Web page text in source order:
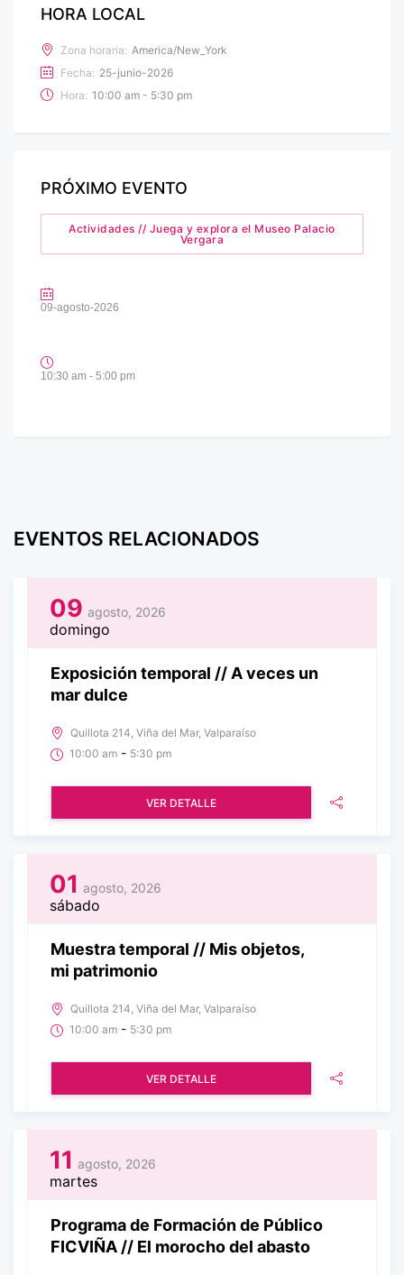
HORA LOCAL
Zona horaria: America/New_York
Fecha: 25-junio-2026
Hora: 10:00 am - 5:30 pm
PRÓXIMO EVENTO
Actividades // Juega y explora el Museo Palacio
Vergara
09-agosto-2026
10:30 am - 5:00 pm
EVENTOS RELACIONADOS
09 agosto, 2026
domingo
Exposición temporal // A veces un
mar dulce
Quillota 214, Viña del Mar, Valparaíso
10:00 am - 5:30 pm
VER DETALLE
01 agosto, 2026
sábado
Muestra temporal // Mis objetos,
mi patrimonio
Quillota 214, Viña del Mar, Valparaíso
10:00 am - 5:30 pm
VER DETALLE
11 agosto, 2026
martes
Programa de Formación de Público
FICVIÑA // El morocho del abasto